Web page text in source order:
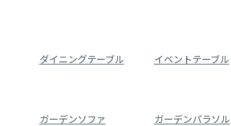
ダイニングテーブル イベントテーブル
ガーデンソファ ガーデンパラソル